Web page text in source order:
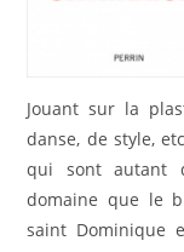
Jouant sur la
danse, de style,
qui sont autant
domaine que le
saint Dominique